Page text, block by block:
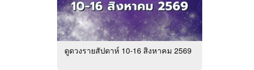
ดูดวงรายสัปดาห์ 10-16 สิงหาคม 2569